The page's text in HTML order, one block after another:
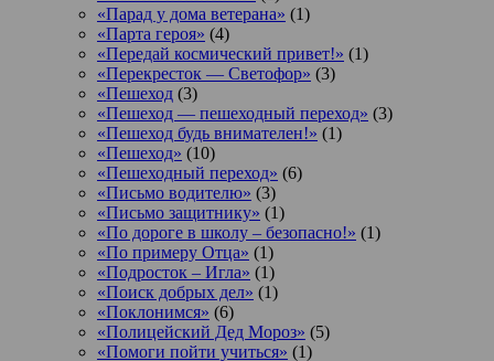
«Парад у дома ветерана» (1)
«Парта героя» (4)
«Передай космический привет!» (1)
«Перекресток — Светофор» (3)
«Пешеход (3)
«Пешеход — пешеходный переход» (3)
«Пешеход будь внимателен!» (1)
«Пешеход» (10)
«Пешеходный переход» (6)
«Письмо водителю» (3)
«Письмо защитнику» (1)
«По дороге в школу – безопасно!» (1)
«По примеру Отца» (1)
«Подросток ‒ Игла» (1)
«Поиск добрых дел» (1)
«Поклонимся» (6)
«Полицейский Дед Мороз» (5)
«Помоги пойти учиться» (1)